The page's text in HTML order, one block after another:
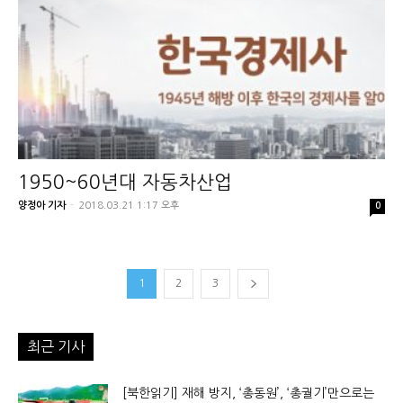
1950~60년대 자동차산업
양정아 기자 - 2018.03.21 1:17 오후 0
1 2 3
최근 기사
[북한읽기] 재해 방지, ‘총동원’, ‘총궐기’만으로는